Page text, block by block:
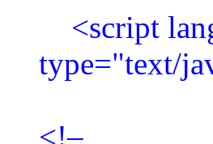
<script
type="text/
<!–